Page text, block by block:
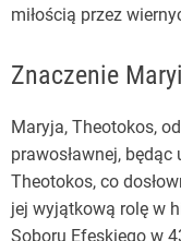
miłością przez
Znaczenie
Maryja, Theotokos,
prawosławnej,
Theotokos, co
jej wyjątkową rolę w
Soboru Efeskiego w